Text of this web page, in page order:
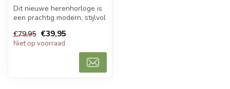
Dit nieuwe herenhorloge is
een prachtig modern, stijlvol
€79,95 €39,95
Niet op voorraad